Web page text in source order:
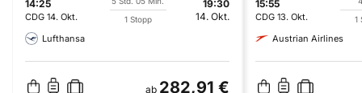
14:25
CDG 14. Okt.
1 Stopp
19:30
14. Okt.
Lufthansa
ab 282,91 €
15:55
CDG 13. Okt.
1
Austrian Airlines